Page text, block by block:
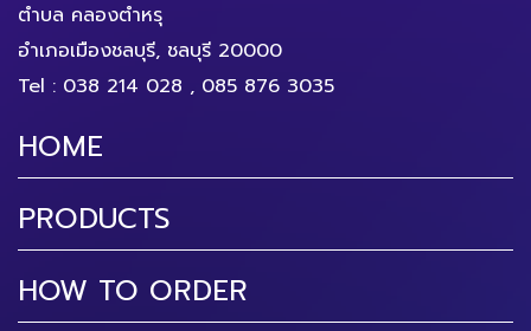
ตำบล คลองตำหรุ
อำเภอเมืองชลบุรี, ชลบุรี 20000
Tel : 038 214 028 , 085 876 3035
HOME
PRODUCTS
HOW TO ORDER